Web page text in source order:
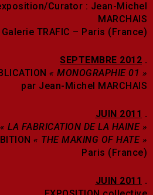
Curator : Jean-Michel
MARCHAIS
Galerie TRAFIC – Paris (France)
SEPTEMBRE 2012 .
« MONOGRAPHIE 01 »
par Jean-Michel MARCHAIS
JUIN 2011 .
« LA FABRICATION DE LA HAINE »
« THE MAKING OF HATE »
Paris (France)
JUIN 2011 .